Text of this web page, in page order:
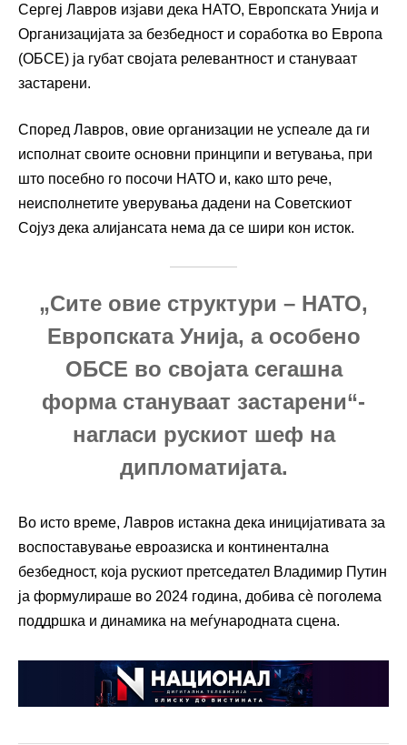
Сергеј Лавров изјави дека НАТО, Европската Унија и
Организацијата за безбедност и соработка во Европа
(ОБСЕ) ја губат својата релевантност и стануваат
застарени.
Според Лавров, овие организации не успеале да ги
исполнат своите основни принципи и ветувања, при
што посебно го посочи НАТО и, како што рече,
неисполнетите уверувања дадени на Советскиот
Сојуз дека алијансата нема да се шири кон исток.
„Сите овие структури – НАТО,
Европската Унија, а особено
ОБСЕ во својата сегашна
форма стануваат застарени“-
нагласи рускиот шеф на
дипломатијата.
Во исто време, Лавров истакна дека иницијативата за
воспоставување евроазиска и континентална
безбедност, која рускиот претседател Владимир Путин
ја формулираше во 2024 година, добива сè поголема
поддршка и динамика на меѓународната сцена.